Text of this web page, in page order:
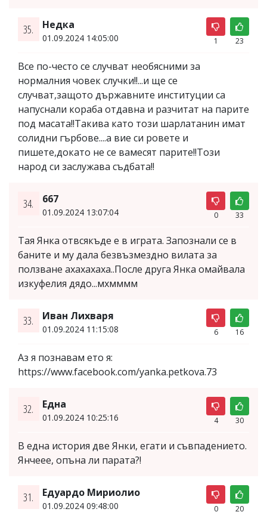
35. Недка
01.09.2024 14:05:00 1 23
Все по-често се случват необясними за
нормалния човек случки!!...и ще се
случват,защото държавните институции са
напуснали кораба отдавна и разчитат на парите
под масата!!Такива като този шарлатанин имат
солидни гърбове....а вие си ровете и
пишете,докато не се вамесят парите!!Този
народ си заслужава съдбата!!
34. 667
01.09.2024 13:07:04 0 33
Тая Янка отвсякъде е в играта. Запознали се в
баните и му дала безвъзмездно вилата за
ползване ахахахаха..После друга Янка омайвала
изкуфелия дядо...мхмммм
33. Иван Лихваря
01.09.2024 11:15:08 6 16
Аз я познавам ето я:
https://www.facebook.com/yanka.petkova.73
32. Една
01.09.2024 10:25:16 4 30
В една история две Янки, егати и съвпадението.
Янчеее, опъна ли парата?!
31. Едуардо Мириолио
01.09.2024 09:48:00 0 20